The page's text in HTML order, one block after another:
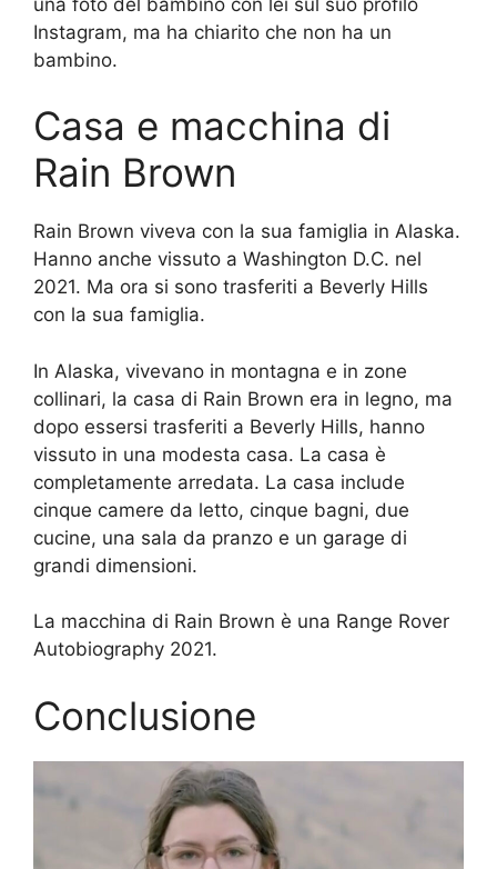
Instagram, ma ha chiarito che non ha un
bambino.
Casa e macchina di
Rain Brown
Rain Brown viveva con la sua famiglia in Alaska.
Hanno anche vissuto a Washington D.C. nel
2021. Ma ora si sono trasferiti a Beverly Hills
con la sua famiglia.
In Alaska, vivevano in montagna e in zone
collinari, la casa di Rain Brown era in legno, ma
dopo essersi trasferiti a Beverly Hills, hanno
vissuto in una modesta casa. La casa è
completamente arredata. La casa include
cinque camere da letto, cinque bagni, due
cucine, una sala da pranzo e un garage di
grandi dimensioni.
La macchina di Rain Brown è una Range Rover
Autobiography 2021.
Conclusione